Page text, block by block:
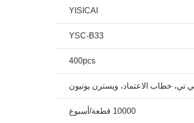
YISICAI
YSC-B33
400pcs
تي، خطاب الاعتماد، ويسترن يونيون
10000 قطعة/أسبوع